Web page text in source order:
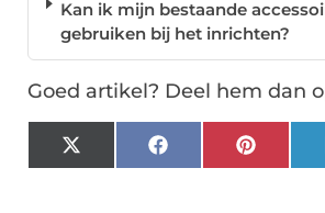
Kan ik mijn bestaande
gebruiken bij het inrichten?
Goed artikel? Deel hem dan
X
(Twitter)
Facebook